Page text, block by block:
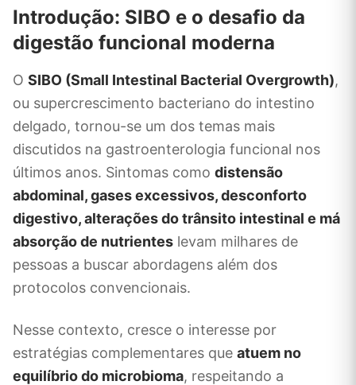
Introdução: SIBO e o desafio da
digestão funcional moderna
O SIBO (Small Intestinal Bacterial Overgrowth),
ou supercrescimento bacteriano do intestino
delgado, tornou-se um dos temas mais
discutidos na gastroenterologia funcional nos
últimos anos. Sintomas como distensão
abdominal, gases excessivos, desconforto
digestivo, alterações do trânsito intestinal e má
absorção de nutrientes levam milhares de
pessoas a buscar abordagens além dos
protocolos convencionais.
Nesse contexto, cresce o interesse por
estratégias complementares que atuem no
equilíbrio do microbioma, respeitando a